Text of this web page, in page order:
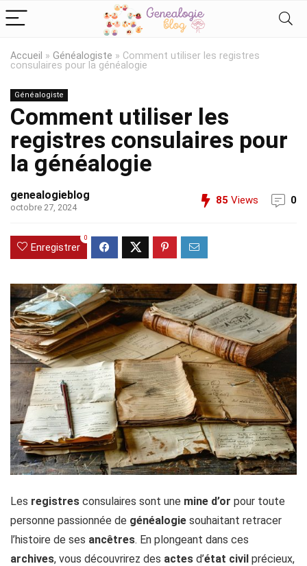
Accueil » Généalogiste » Comment utiliser les registres
consulaires pour la généalogie
Généalogiste
Comment utiliser les
registres consulaires pour
la généalogie
genealogieblog
octobre 27, 2024
85 Views 0
Enregistrer
0
Les registres consulaires sont une mine d’or pour toute
personne passionnée de généalogie souhaitant retracer
l’histoire de ses ancêtres. En plongeant dans ces
archives, vous découvrirez des actes d’état civil précieux,